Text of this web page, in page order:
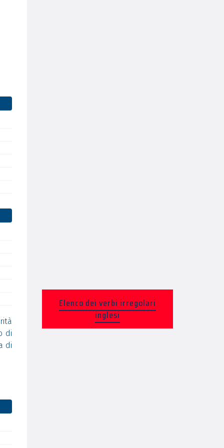
di
di
Elenco dei verbi irregolari
inglesi